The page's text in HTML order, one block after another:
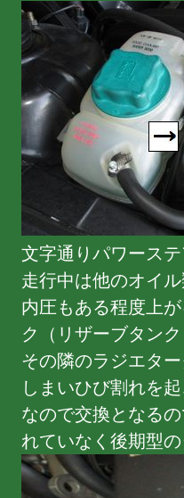
文字通りパワース
走行中は他のオイ
内圧もある程度上
ク（リザーブタン
その隣のラジエタ
しまいひび割れを
なので交換となる
れていなく後期型